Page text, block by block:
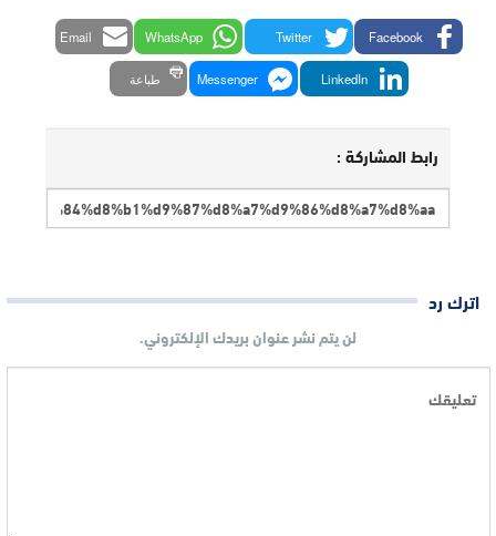
Facebook
Twitter
WhatsApp
Email
LinkedIn
Messenger طباعة
رابط المشاركة :
اترك رد
لن يتم نشر عنوان بريدك الإلكتروني.